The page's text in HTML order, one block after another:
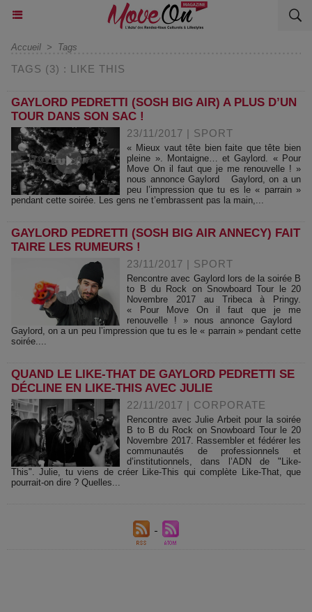
Accueil > Tags
TAGS (3) : LIKE THIS
GAYLORD PEDRETTI (SOSH BIG AIR) A PLUS D’UN
TOUR DANS SON SAC !
23/11/2017 | SPORT
« Mieux vaut tête bien faite que tête bien
pleine ». Montaigne… et Gaylord. « Pour
Move On il faut que je me renouvelle ! »
nous annonce Gaylord Gaylord, on a un
peu l’impression que tu es le « parrain »
pendant cette soirée. Les gens ne t’embrassent pas la main,...
GAYLORD PEDRETTI (SOSH BIG AIR ANNECY) FAIT
TAIRE LES RUMEURS !
23/11/2017 | SPORT
Rencontre avec Gaylord lors de la soirée B
to B du Rock on Snowboard Tour le 20
Novembre 2017 au Tribeca à Pringy.
« Pour Move On il faut que je me
renouvelle ! » nous annonce Gaylord
Gaylord, on a un peu l’impression que tu es le « parrain » pendant cette
soirée....
QUAND LE LIKE-THAT DE GAYLORD PEDRETTI SE
DÉCLINE EN LIKE-THIS AVEC JULIE
22/11/2017 | CORPORATE
Rencontre avec Julie Arbeit pour la soirée
B to B du Rock on Snowboard Tour le 20
Novembre 2017. Rassembler et fédérer les
communautés de professionnels et
d’institutionnels, dans l’ADN de "Like-
This". Julie, tu viens de créer Like-This qui complète Like-That, que
pourrait-on dire ? Quelles...